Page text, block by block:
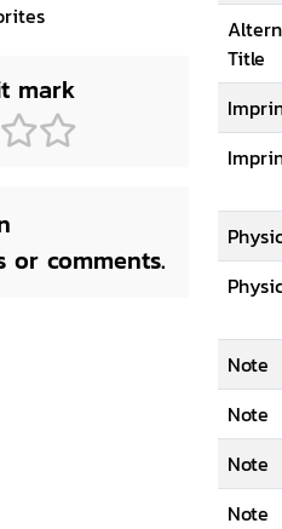
mark
or comments.
Title
Note
Note
Note
Note